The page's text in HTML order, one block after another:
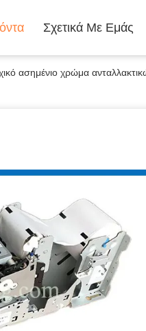
Σχετικά Με Εμάς
ασημένιο χρώμα